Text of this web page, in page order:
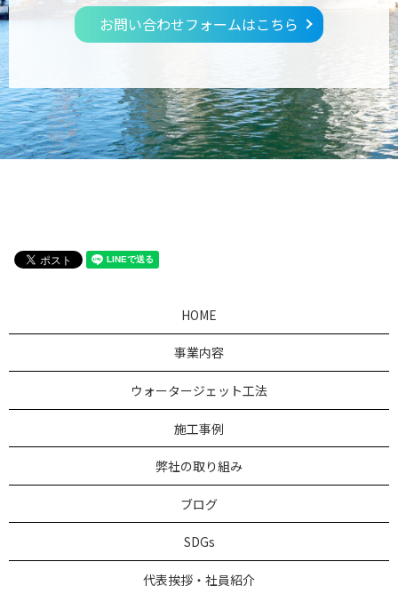
お問い合わせフォームはこちら
HOME
事業内容
ウォータージェット工法
施工事例
弊社の取り組み
ブログ
SDGs
代表挨拶・社員紹介